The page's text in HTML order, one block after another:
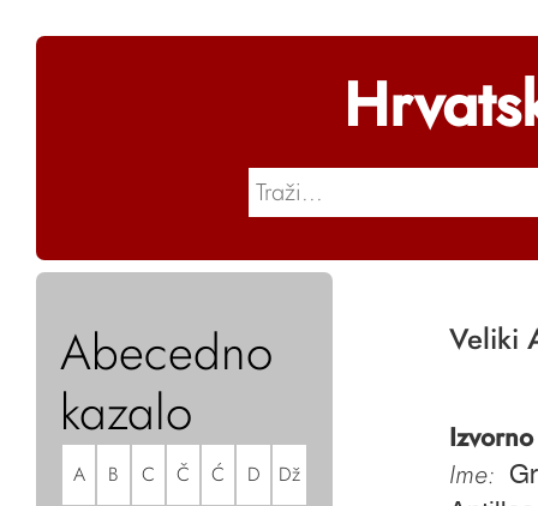
Abecedno
kazalo
A B C Č Ć D Dž
Veliki
Ime: